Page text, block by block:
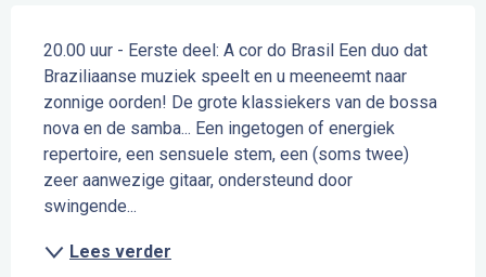
20.00 uur - Eerste deel: A cor do Brasil Een duo dat
Braziliaanse muziek speelt en u meeneemt naar
zonnige oorden! De grote klassiekers van de bossa
nova en de samba... Een ingetogen of energiek
repertoire, een sensuele stem, een (soms twee)
zeer aanwezige gitaar, ondersteund door
swingende...
Lees verder